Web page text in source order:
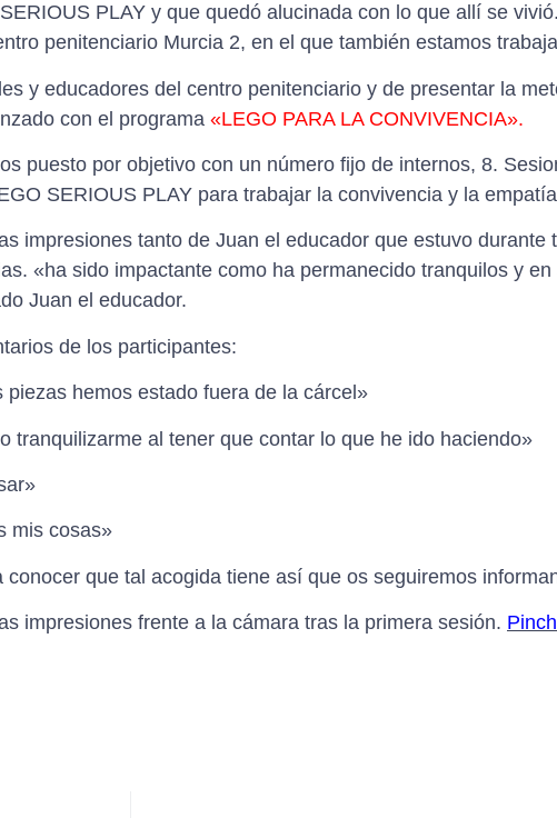
PLAY y que quedó alucinada con lo que allí se
penitenciario Murcia 2, en el que también estamos
y educadores del centro penitenciario y de presentar la
con el programa «LEGO PARA LA CONVIVENCIA».
puesto por objetivo con un número fijo de internos, 8.
SERIOUS PLAY para trabajar la convivencia y la
impresiones tanto de Juan el educador que estuvo durante
«ha sido impactante como ha permanecido tranquilos y en
Juan el educador.
de los participantes:
hemos estado fuera de la cárcel»
tranquilizarme al tener que contar lo que he ido haciendo»
mis cosas»
que tal acogida tiene así que os seguiremos
impresiones frente a la cámara tras la primera sesión.